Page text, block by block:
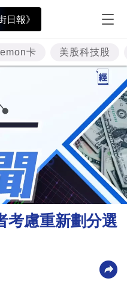
日報》
卡 美股科技股
考慮重新劃分選